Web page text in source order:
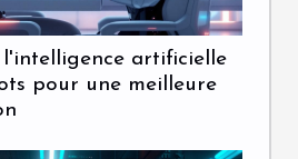
artificielle
pour une meilleure